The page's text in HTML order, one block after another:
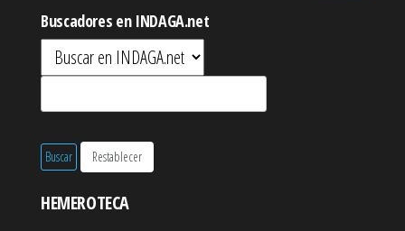
Buscadores en INDAGA.net
HEMEROTECA